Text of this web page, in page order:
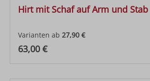
Hirt mit Schaf auf Arm und Stab
Varianten ab 27,90 €
Regulärer Preis:
63,00 €